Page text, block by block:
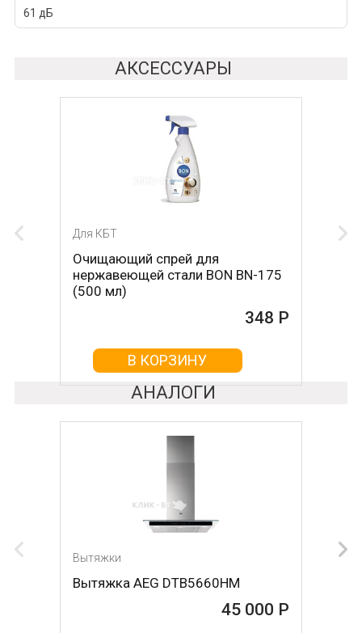
61 дБ
АКСЕССУАРЫ
Для КБТ
Очищающий спрей для
нержавеющей стали BON BN-175
(500 мл)
348 Р
В КОРЗИНУ
АНАЛОГИ
Вытяжки
Вытяжка AEG DTB5660HM
45 000 Р